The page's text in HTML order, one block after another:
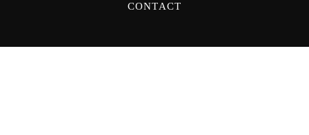
CONTACT